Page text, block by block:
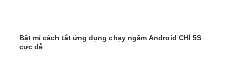
Bật mí cách tắt ứng dụng chạy ngầm Android CHỈ 5S
cực dễ